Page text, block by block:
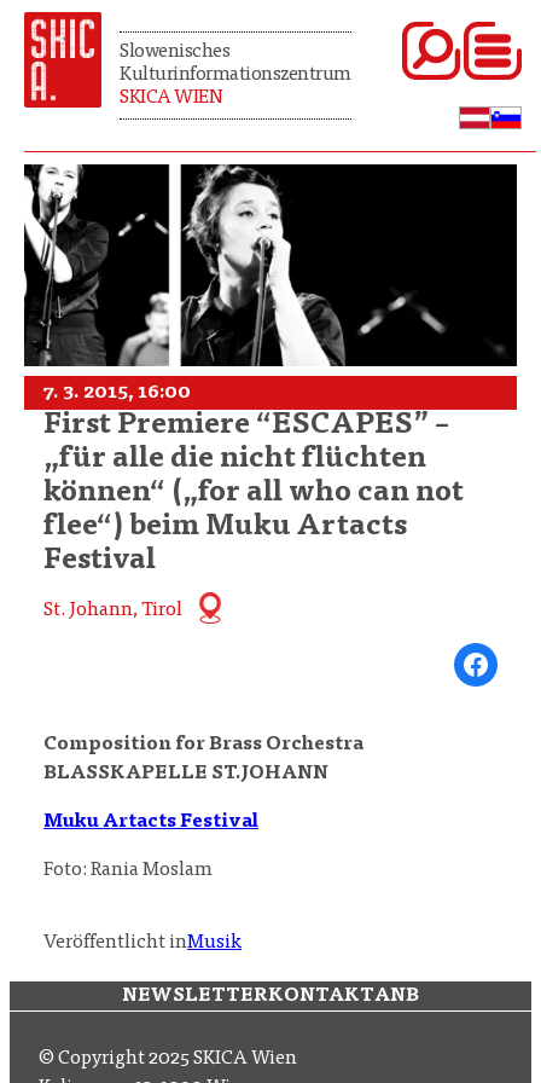
Slowenisches
Kulturinformationszentrum
SKICA WIEN
7. 3. 2015, 16:00
First Premiere “ESCAPES” –
„für alle die nicht flüchten
können“ („for all who can not
flee“) beim Muku Artacts
Festival
St. Johann, Tirol
Share on
Composition for Brass Orchestra
BLASSKAPELLE ST.JOHANN
Muku Artacts Festival
Foto: Rania Moslam
Veröffentlicht inMusik
NEWSLETTERKONTAKTANB
© Copyright 2025 SKICA Wien